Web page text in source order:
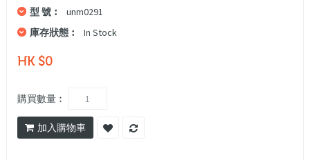
型 號︰
unm0291
庫存狀態︰
In Stock
HK $0
購買數量︰
加入購物車